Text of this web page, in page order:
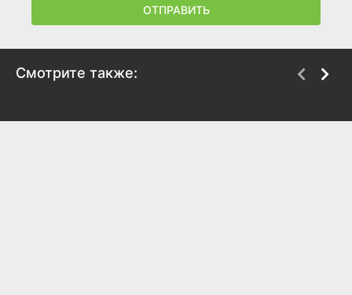
ОТПРАВИТЬ
Смотрите также: